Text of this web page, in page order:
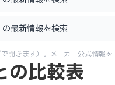
最新情報を検索
開きます）。メーカー公式情報を
の比較表